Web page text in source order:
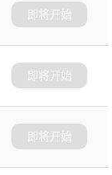
即将开始
即将开始
即将开始